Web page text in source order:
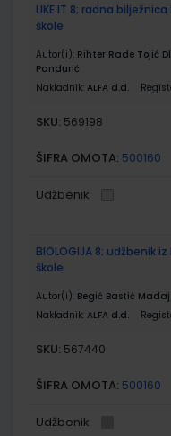
LIKE IT 8; radna
škole
Autor(i): Rihter Rade Tojić
Pandurić
Nakladnik: ALFA d.d.
SKU: 569198
ŠIFRA OMOTA: 500160
Udžbenik
BIOLOGIJA 8; udžbenik
škole
Autor(i): Begić Bastić
Nakladnik: ALFA d.d.
SKU: 567440
ŠIFRA OMOTA: 500160
Udžbenik